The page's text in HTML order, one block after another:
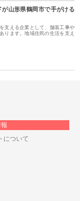
山形県鶴岡市で手がける
支える企業として、舗装工事や
ります。地域住民の生活を支え
について